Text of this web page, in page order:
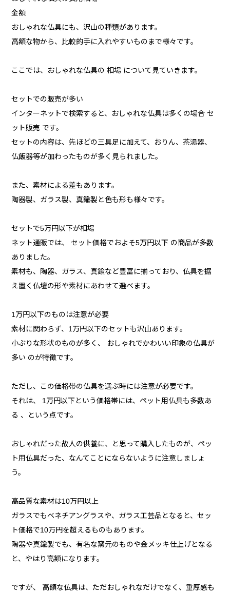
金額
おしゃれな仏具にも、沢山の種類があります。
高額な物から、比較的手に入れやすいものまで様々です。
ここでは、おしゃれな仏具の 相場 について見ていきます。
セットでの販売が多い
インターネットで検索すると、おしゃれな仏具は多くの場合 セ
ット販売 です。
セットの内容は、先ほどの三具足に加えて、おりん、茶湯器、
仏飯器等が加わったものが多く見られました。
また、素材による差もあります。
陶器製、ガラス製、真鍮製と色も形も様々です。
セットで5万円以下が相場
ネット通販では、 セット価格でおよそ5万円以下 の商品が多数
ありました。
素材も、陶器、ガラス、真鍮など豊富に揃っており、仏具を据
え置く仏壇の形や素材にあわせて選べます。
1万円以下のものは注意が必要
素材に関わらず、1万円以下のセットも沢山あります。
小ぶりな形状のものが多く、 おしゃれでかわいい印象の仏具が
多い のが特徴です。
ただし、この価格帯の仏具を選ぶ時には注意が必要です。
それは、 1万円以下という価格帯には、ペット用仏具も多数あ
る 、という点です。
おしゃれだった故人の供養に、と思って購入したものが、ペッ
ト用仏具だった、なんてことにならないように注意しましょ
う。
高品質な素材は10万円以上
ガラスでもベネチアングラスや、ガラス工芸品となると、セッ
ト価格で10万円を超えるものもあります。
陶器や真鍮製でも、有名な窯元のものや金メッキ仕上げとなる
と、やはり高額になります。
ですが、 高額な仏具は、ただおしゃれなだけでなく、重厚感も